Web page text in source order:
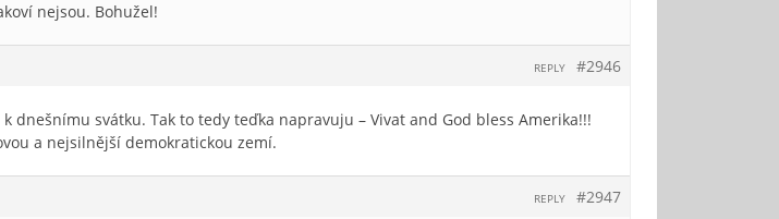
nejsou. Bohužel!
#2946
REPLY
dnešnímu svátku. Tak to tedy teďka napravuju – Vivat and God bless Amerika!!!
a nejsilnější demokratickou zemí.
#2947
REPLY